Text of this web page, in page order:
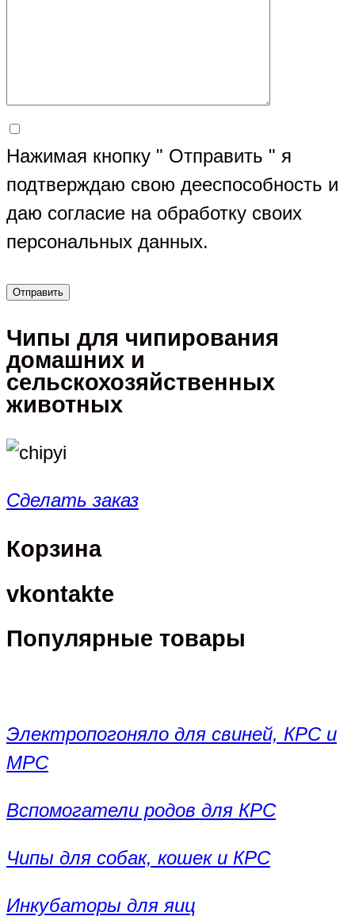
Нажимая кнопку " Отправить " я
подтверждаю свою дееспособность и
даю согласие на обработку своих
персональных данных.
Чипы для чипирования
домашних и
сельскохозяйственных
животных
Сделать заказ
Корзина
vkontakte
Популярные товары
Электропогоняло для свиней, КРС и
МРС
Вспомогатели родов для КРС
Чипы для собак, кошек и КРС
Инкубаторы для яиц